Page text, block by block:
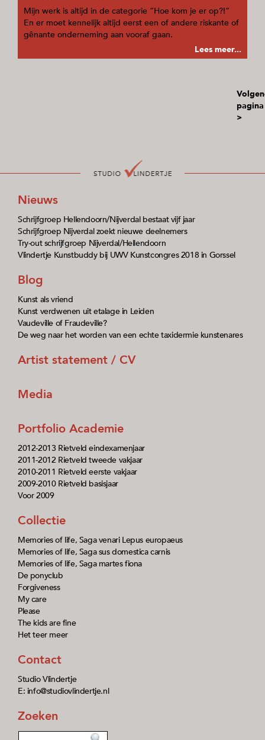
Mijn werk is altijd in de categorie “Hoe kom je er op?!”
En er moet kennelijk altijd eerst een of andere riskante of
gênante onderneming aan vooraf gaan.
Lees meer...
pagina
>
Nieuws
Schrijfgroep Hellendoorn/Nijverdal bestaat vijf jaar
Schrijfgroep Nijverdal zoekt nieuwe deelnemers
Try-out schrijfgroep Nijverdal/Hellendoorn
Vlindertje Kunstbuddy bij UWV Kunstcongres 2018 in Gorssel
Blog
Kunst als vriend
Kunst verdwenen uit etalage in Leiden
Vaudeville of Fraudeville?
De weg naar het worden van een echte taxidermie kunstenares
Artist statement / CV
Media
Portfolio Academie
2012-2013 Rietveld eindexamenjaar
2011-2012 Rietveld tweede vakjaar
2010-2011 Rietveld eerste vakjaar
2009-2010 Rietveld basisjaar
Voor 2009
Collectie
Memories of life, Saga venari Lepus europaeus
Memories of life, Saga sus domestica carnis
Memories of life, Saga martes fiona
De ponyclub
Forgiveness
My care
Please
The kids are fine
Het teer meer
Contact
Studio Vlindertje
E: info@studiovlindertje.nl
Zoeken